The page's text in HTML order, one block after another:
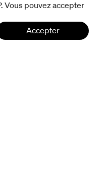
Vous pouvez accepter
Accepter